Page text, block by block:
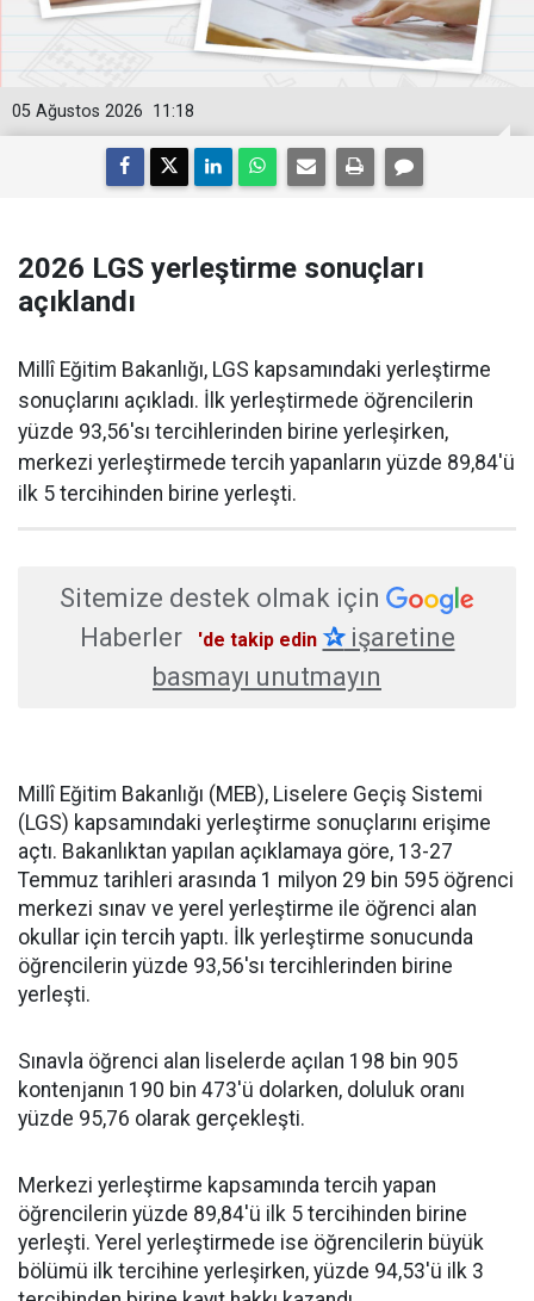
11:18
05 Ağustos 2026
2026 LGS yerleştirme sonuçları
açıklandı
Millî Eğitim Bakanlığı, LGS kapsamındaki yerleştirme
sonuçlarını açıkladı. İlk yerleştirmede öğrencilerin
yüzde 93,56'sı tercihlerinden birine yerleşirken,
merkezi yerleştirmede tercih yapanların yüzde 89,84'ü
ilk 5 tercihinden birine yerleşti.
Sitemize destek olmak için
Haberler
'de takip edin ✰işaretine
basmayı unutmayın
Millî Eğitim Bakanlığı (MEB), Liselere Geçiş Sistemi
(LGS) kapsamındaki yerleştirme sonuçlarını erişime
açtı. Bakanlıktan yapılan açıklamaya göre, 13-27
Temmuz tarihleri arasında 1 milyon 29 bin 595 öğrenci
merkezi sınav ve yerel yerleştirme ile öğrenci alan
okullar için tercih yaptı. İlk yerleştirme sonucunda
öğrencilerin yüzde 93,56'sı tercihlerinden birine
yerleşti.
Sınavla öğrenci alan liselerde açılan 198 bin 905
kontenjanın 190 bin 473'ü dolarken, doluluk oranı
yüzde 95,76 olarak gerçekleşti.
Merkezi yerleştirme kapsamında tercih yapan
öğrencilerin yüzde 89,84'ü ilk 5 tercihinden birine
yerleşti. Yerel yerleştirmede ise öğrencilerin büyük
bölümü ilk tercihine yerleşirken, yüzde 94,53'ü ilk 3